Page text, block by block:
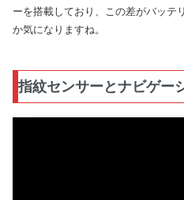
ーを搭載しており、この差がバッテ
か気になりますね。
指紋センサーとナビゲー